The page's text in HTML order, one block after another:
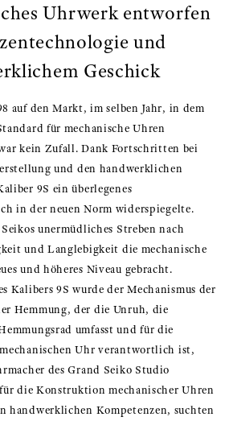
Uhrwerk entworfen
und
Geschick
auf den Markt, im selben Jahr, in dem
für mechanische Uhren
kein Zufall. Dank Fortschritten bei
und den handwerklichen
9S ein überlegenes
in der neuen Norm widerspiegelte.
unermüdliches Streben nach
und Langlebigkeit die mechanische
und höheres Niveau gebracht.
Kalibers 9S wurde der Mechanismus der
Hemmung, der die Unruh, die
umfasst und für die
Uhr verantwortlich ist,
des Grand Seiko Studio
die Konstruktion mechanischer Uhren
handwerklichen Kompetenzen, suchten